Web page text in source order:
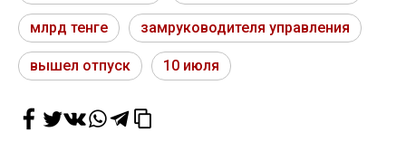
млрд тенге замруководителя управления
вышел отпуск 10 июля